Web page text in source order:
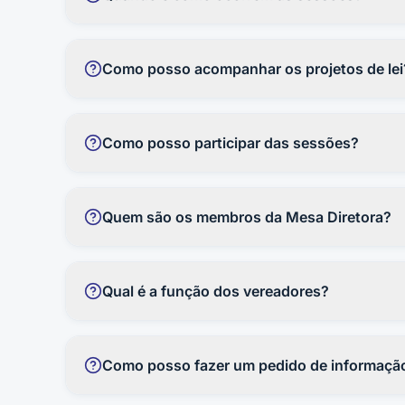
Como posso acompanhar os projetos de
Como posso participar das sessões?
Quem são os membros da Mesa Diretora?
Qual é a função dos vereadores?
Como posso fazer um pedido de